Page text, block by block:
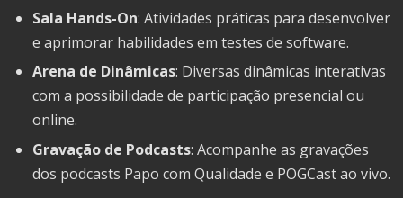
Sala Hands-On: Atividades práticas para desenvolver
e aprimorar habilidades em testes de software.
Arena de Dinâmicas: Diversas dinâmicas interativas
com a possibilidade de participação presencial ou
online.
Gravação de Podcasts: Acompanhe as gravações
dos podcasts Papo com Qualidade e POGCast ao vivo.